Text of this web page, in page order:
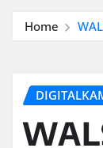
Home